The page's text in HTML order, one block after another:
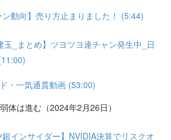
動向】売り方止まりました！ (5:44)
玉_まとめ】ツヨツヨ連チャン発生中_日
・一気通貫動画 (53:00)
体は進む（2024年2月26日）
インサイダー】NVIDIA決算でリスクオ